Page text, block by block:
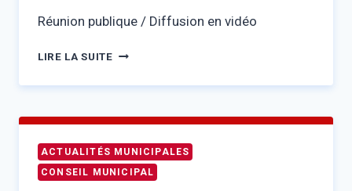
Réunion publique / Diffusion en vidéo
LIRE LA SUITECONSEIL
–
27
2026
À
ACTUALITÉS MUNICIPALES
CONSEIL MUNICIPAL